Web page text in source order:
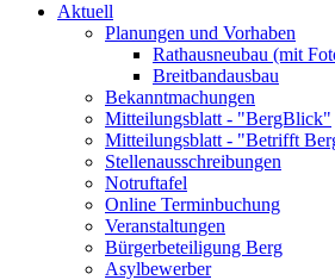
Aktuell
Planungen und Vorhaben
Rathausneubau (mit
Breitbandausbau
Bekanntmachungen
Mitteilungsblatt - "BergBlick"
Mitteilungsblatt - "Betrifft
Stellenausschreibungen
Notruftafel
Online Terminbuchung
Veranstaltungen
Bürgerbeteiligung Berg
Asylbewerber